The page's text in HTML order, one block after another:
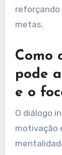
permitindo
a
taxas de
mental
reforçando
metas.
Como